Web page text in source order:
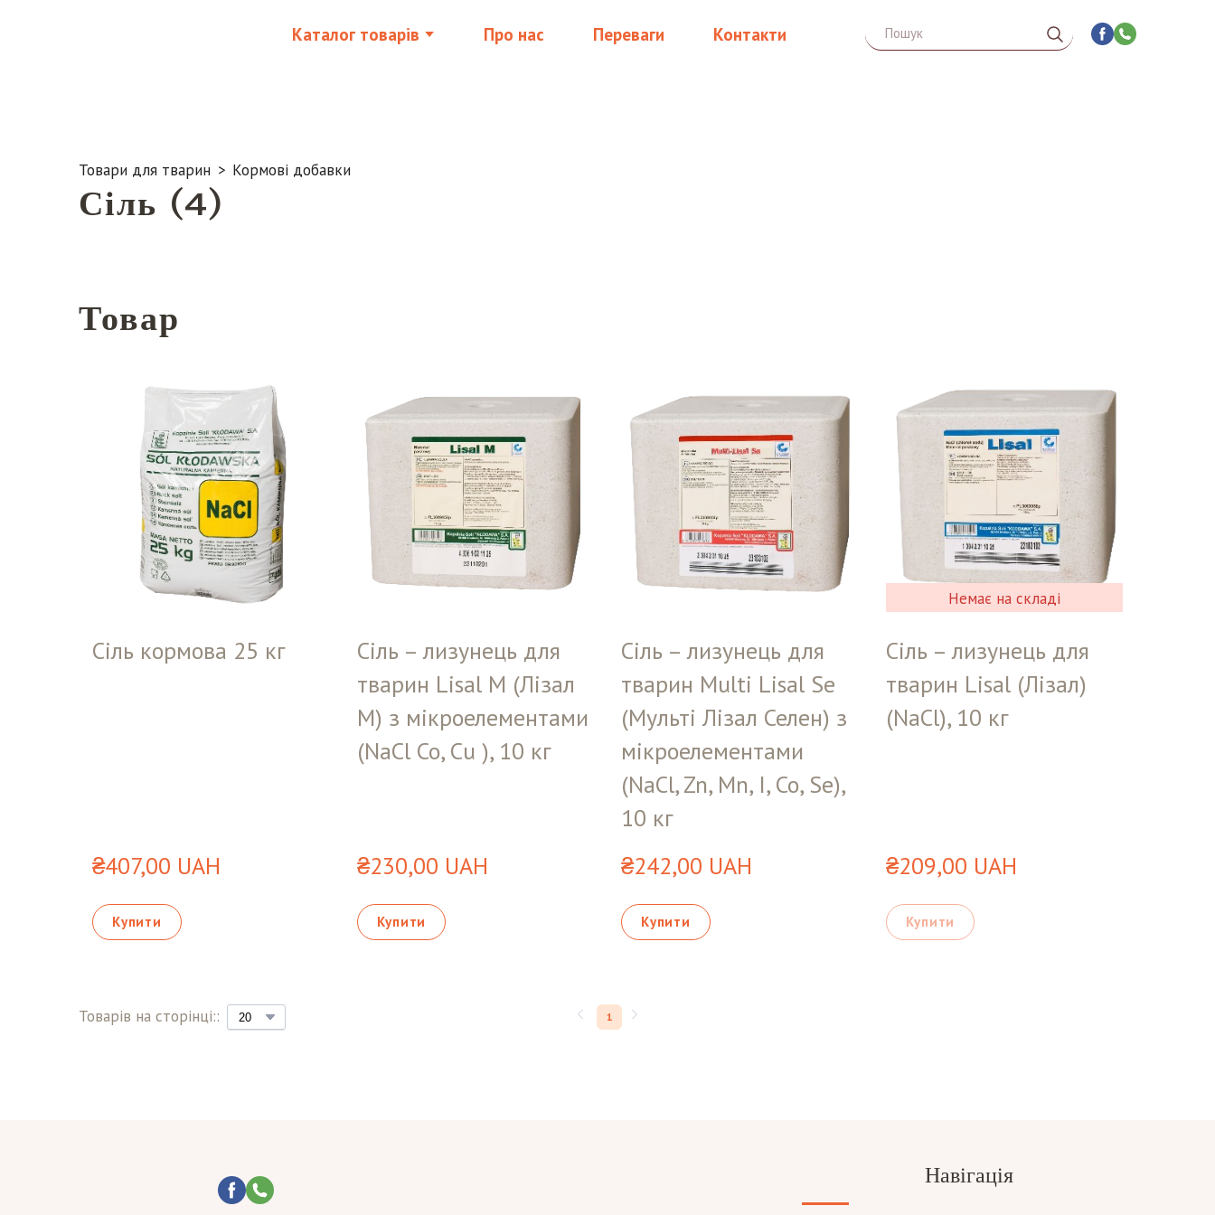
Каталог товарів Про нас Переваги Контакти
Товари для тварин Кормові добавки
Сіль (4)
Товар
Сіль кормова 25 кг
₴407,00 UAH
Купити
Сіль – лизунець для
тварин Lisal М (Лізал
М) з мікроелементами
(NaCl Co, Cu ), 10 кг
₴230,00 UAH
Купити
Сіль – лизунець для
тварин Multi Lisal Se
(Мульті Лізал Селен) з
мікроелементами
(NaCl, Zn, Mn, I, Co, Se),
10 кг
₴242,00 UAH
Купити
Немає на складі
Сіль – лизунець для
тварин Lisal (Лізал)
(NaCl), 10 кг
₴209,00 UAH
Купити
Товарів на сторінці:: 1
Навігація